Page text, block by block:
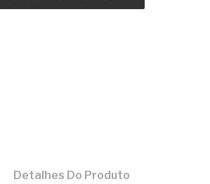
Detalhes Do Produto